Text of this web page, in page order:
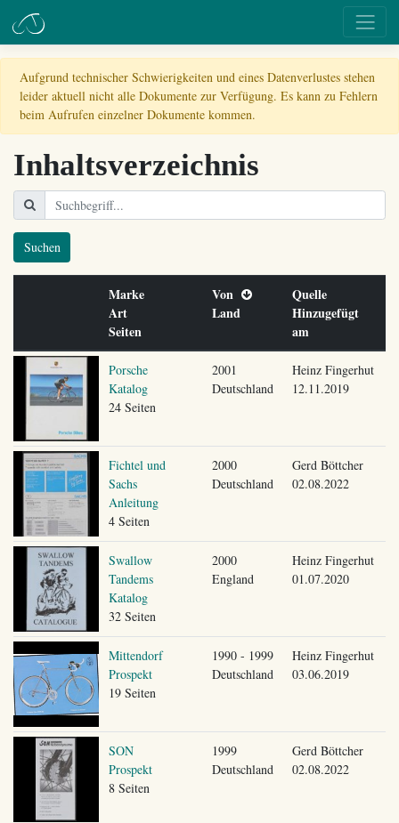
Aufgrund technischer Schwierigkeiten und eines Datenverlustes stehen
leider aktuell nicht alle Dokumente zur Verfügung. Es kann zu Fehlern
beim Aufrufen einzelner Dokumente kommen.
Inhaltsverzeichnis
Suchen
Marke
Art
Seiten
Von
Land
Quelle
Hinzugefügt
am
Porsche
Katalog
24 Seiten
2001
Deutschland
Heinz Fingerhut
12.11.2019
Fichtel und
Sachs
Anleitung
4 Seiten
2000
Deutschland
Gerd Böttcher
02.08.2022
Swallow
Tandems
Katalog
32 Seiten
2000
England
Heinz Fingerhut
01.07.2020
Mittendorf
Prospekt
19 Seiten
1990 - 1999
Deutschland
Heinz Fingerhut
03.06.2019
SON
Prospekt
8 Seiten
1999
Deutschland
Gerd Böttcher
02.08.2022